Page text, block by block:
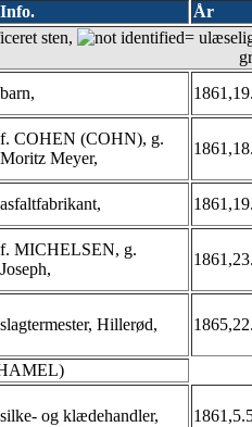
Info.
År
sten,
=
barn,
f. COHEN (COHN), g.
Moritz Meyer,
asfaltfabrikant,
f. MICHELSEN, g.
Joseph,
slagtermester, Hillerød,
silke- og klædehandler,